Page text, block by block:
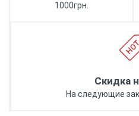
1000грн.
Скидка
На следующие